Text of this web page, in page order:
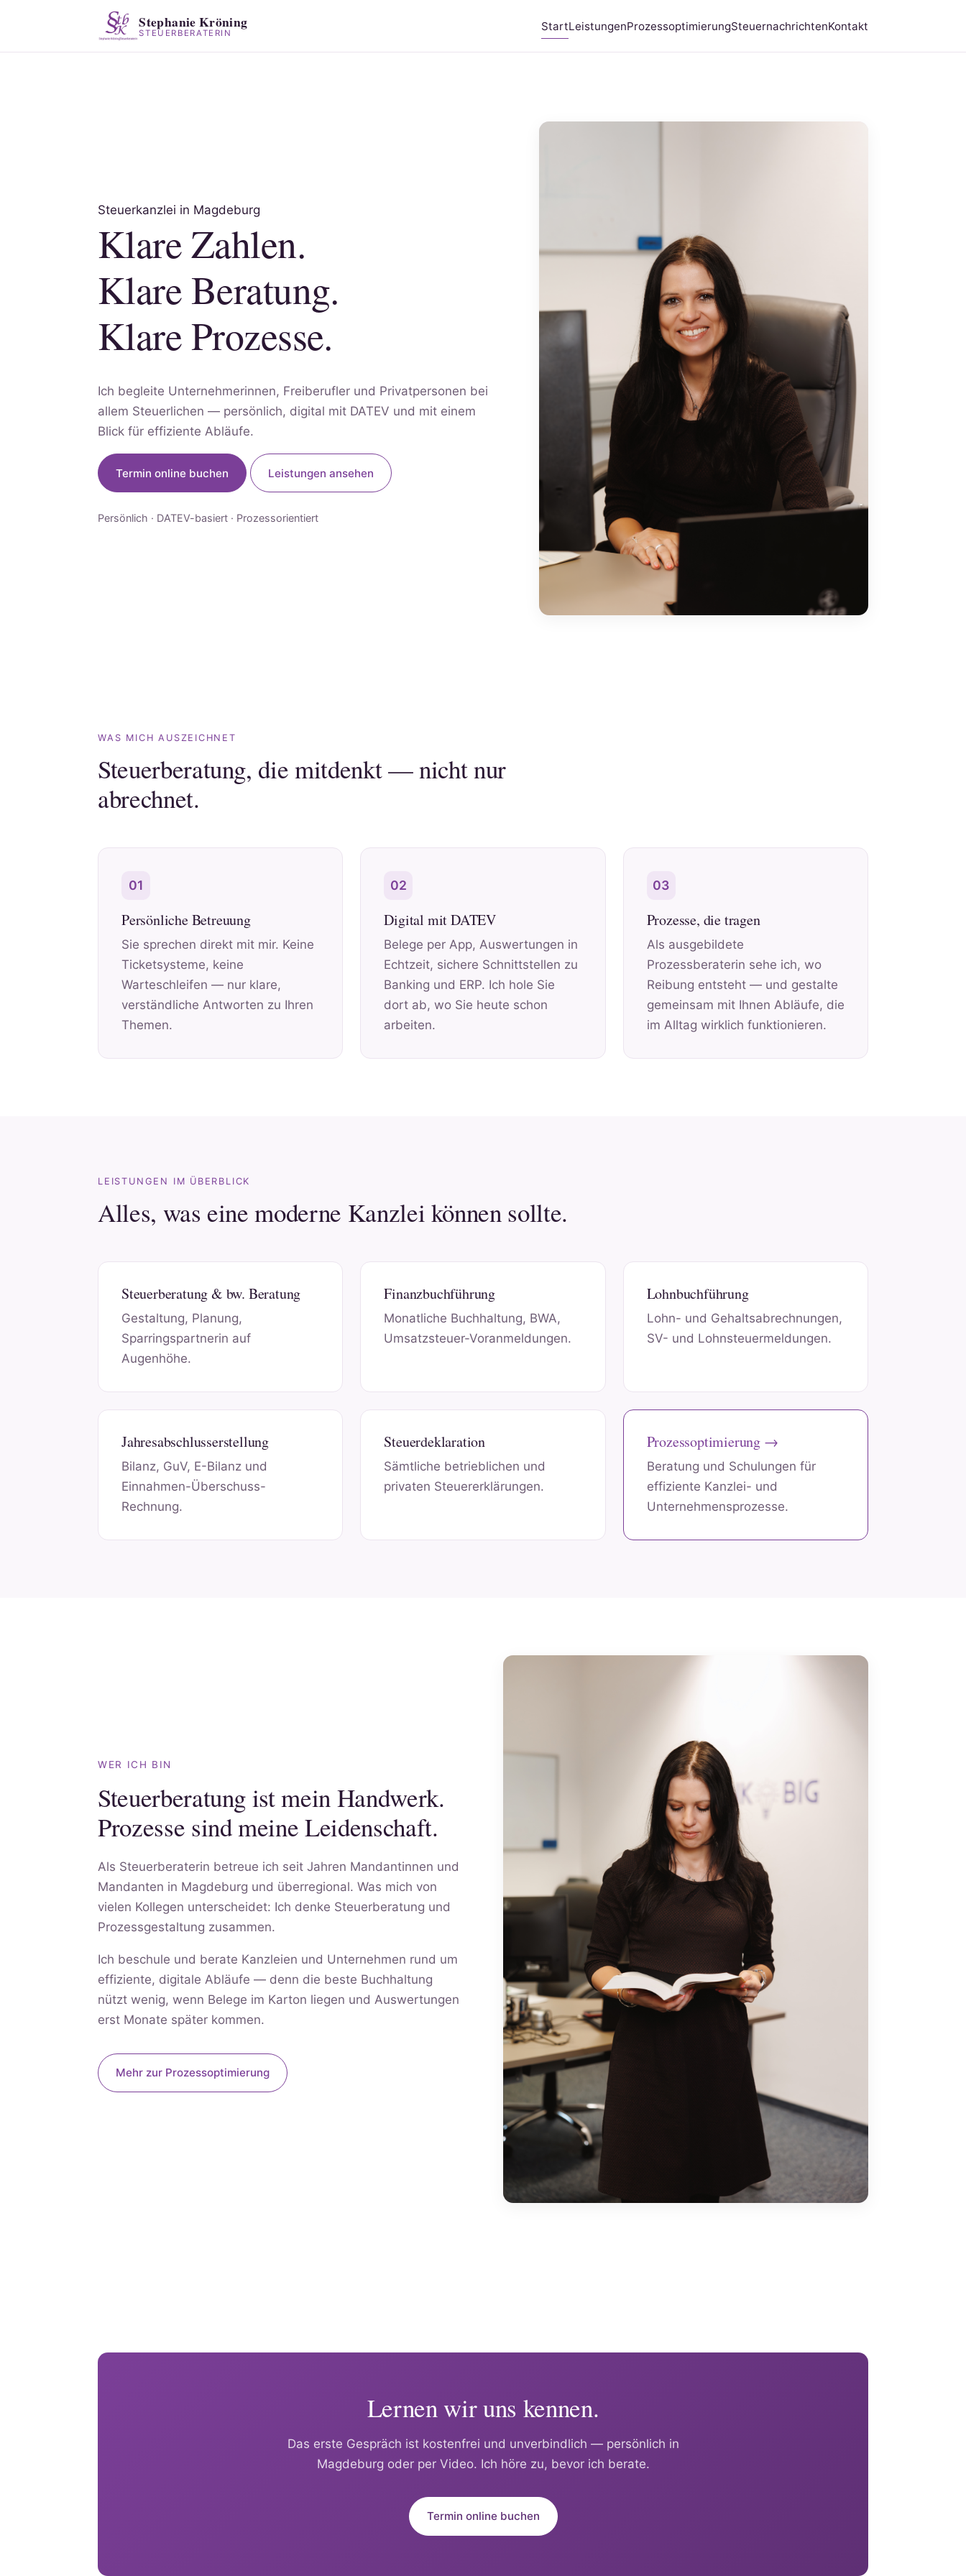
Stephanie Kröning
STEUERBERATERIN StartLeistungenProzessoptimierungSteuernachrichtenKontakt
Steuerkanzlei in Magdeburg
Klare Zahlen.
Klare Beratung.
Klare Prozesse.
Ich begleite Unternehmerinnen, Freiberufler und Privatpersonen bei
allem Steuerlichen — persönlich, digital mit DATEV und mit einem
Blick für effiziente Abläufe.
Termin online buchen Leistungen ansehen
Persönlich · DATEV-basiert · Prozessorientiert
WAS MICH AUSZEICHNET
Steuerberatung, die mitdenkt — nicht nur
abrechnet.
01
Persönliche Betreuung
Sie sprechen direkt mit mir. Keine
Ticketsysteme, keine
Warteschleifen — nur klare,
verständliche Antworten zu Ihren
Themen.
02
Digital mit DATEV
Belege per App, Auswertungen in
Echtzeit, sichere Schnittstellen zu
Banking und ERP. Ich hole Sie
dort ab, wo Sie heute schon
arbeiten.
03
Prozesse, die tragen
Als ausgebildete
Prozessberaterin sehe ich, wo
Reibung entsteht — und gestalte
gemeinsam mit Ihnen Abläufe, die
im Alltag wirklich funktionieren.
LEISTUNGEN IM ÜBERBLICK
Alles, was eine moderne Kanzlei können sollte.
Steuerberatung & bw. Beratung
Gestaltung, Planung,
Sparringspartnerin auf
Augenhöhe.
Finanzbuchführung
Monatliche Buchhaltung, BWA,
Umsatzsteuer-Voranmeldungen.
Lohnbuchführung
Lohn- und Gehaltsabrechnungen,
SV- und Lohnsteuermeldungen.
Jahresabschlusserstellung
Bilanz, GuV, E-Bilanz und
Einnahmen-Überschuss-
Rechnung.
Steuerdeklaration
Sämtliche betrieblichen und
privaten Steuererklärungen.
Prozessoptimierung →
Beratung und Schulungen für
effiziente Kanzlei- und
Unternehmensprozesse.
WER ICH BIN
Steuerberatung ist mein Handwerk.
Prozesse sind meine Leidenschaft.
Als Steuerberaterin betreue ich seit Jahren Mandantinnen und
Mandanten in Magdeburg und überregional. Was mich von
vielen Kollegen unterscheidet: Ich denke Steuerberatung und
Prozessgestaltung zusammen.
Ich beschule und berate Kanzleien und Unternehmen rund um
effiziente, digitale Abläufe — denn die beste Buchhaltung
nützt wenig, wenn Belege im Karton liegen und Auswertungen
erst Monate später kommen.
Mehr zur Prozessoptimierung
Lernen wir uns kennen.
Das erste Gespräch ist kostenfrei und unverbindlich — persönlich in
Magdeburg oder per Video. Ich höre zu, bevor ich berate.
Termin online buchen